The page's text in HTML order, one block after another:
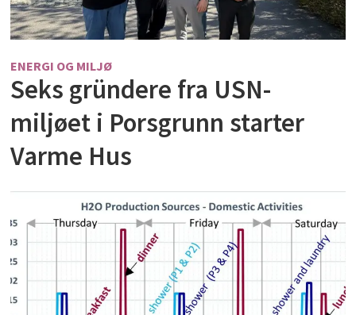
ENERGI OG MILJØ
Seks gründere fra USN-
miljøet i Porsgrunn starter
Varme Hus